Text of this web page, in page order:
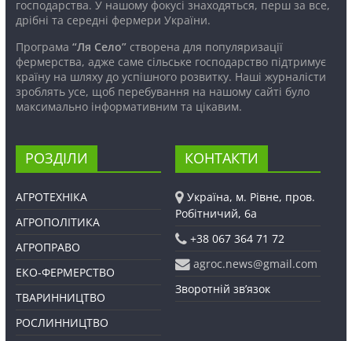
господарства. У нашому фокусі знаходяться, перш за все,
дрібні та середні фермери України.
Програма “Ля Село”створена для популяризації
фермерства, адже саме сільське господарство підтримує
країну на шляху до успішного розвитку. Наші журналісти
зроблять усе, щоб перебування на нашому сайті було
максимально інформативним та цікавим.
РОЗДІЛИ
АГРОТЕХНІКА
АГРОПОЛІТИКА
АГРОПРАВО
ЕКО-ФЕРМЕРСТВО
ТВАРИННИЦТВО
РОСЛИННИЦТВО
КОНТАКТИ
Україна, м. Рівне, пров.
Робітничий, 6а
+38 067 364 71 72
agroc.news@gmail.com
Зворотній зв’язок